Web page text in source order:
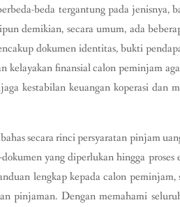
beda tergantung pada jenisnya,
demikian, secara umum, ada
dokumen identitas, bukti
kelayakan finansial calon peminjam
kestabilan keuangan koperasi dan
secara rinci persyaratan pinjam
yang diperlukan hingga
lengkap kepada calon
pinjaman. Dengan memahami